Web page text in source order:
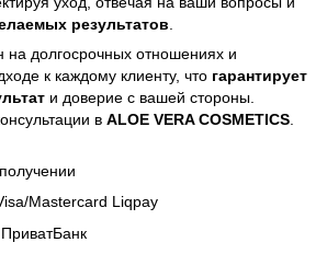
результатов
долгосрочных отношениях и
к каждому клиенту, что гарантирует
и доверие с вашей стороны.
в ALOE VERA COSMETICS
Mastercard Liqpay